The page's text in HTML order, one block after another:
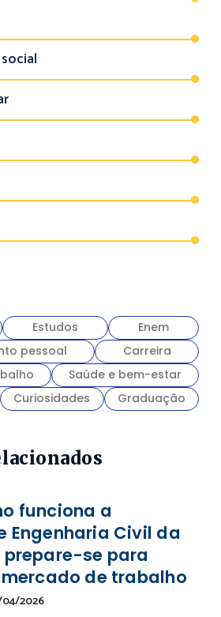
Estudos
Enem
pessoal
Carreira
Saúde e bem-estar
Curiosidades Graduação
funciona a
Engenharia Civil da
prepare-se para
de trabalho
04/2026